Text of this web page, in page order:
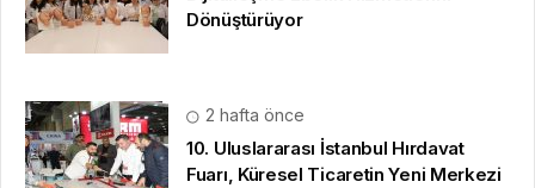
Dönüştürüyor
2 hafta önce
10. Uluslararası İstanbul Hırdavat
Fuarı, Küresel Ticaretin Yeni Merkezi